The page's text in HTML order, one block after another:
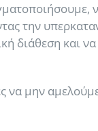
την
διάθεση και
να μην